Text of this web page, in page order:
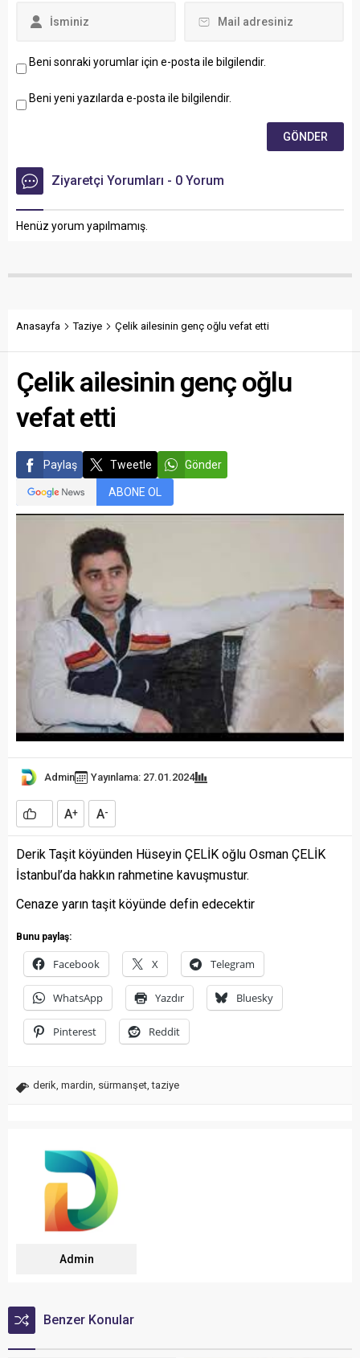
Beni sonraki yorumlar için e-posta ile bilgilendir.
Beni yeni yazılarda e-posta ile bilgilendir.
Ziyaretçi Yorumları - 0 Yorum
Henüz yorum yapılmamış.
Anasayfa Taziye Çelik ailesinin genç oğlu vefat etti
Çelik ailesinin genç oğlu
vefat etti
Paylaş Tweetle Gönder
ABONE OL
Admin Yayınlama: 27.01.2024
A+ A-
Derik Taşit köyünden Hüseyin ÇELİK oğlu Osman ÇELİK
İstanbul’da hakkın rahmetine kavuşmustur.
Cenaze yarın taşit köyünde defin edecektir
Bunu paylaş:
Facebook X Telegram
WhatsApp Yazdır Bluesky
Pinterest Reddit
derik mardin sürmanşet ,taziye
Admin
Benzer Konular